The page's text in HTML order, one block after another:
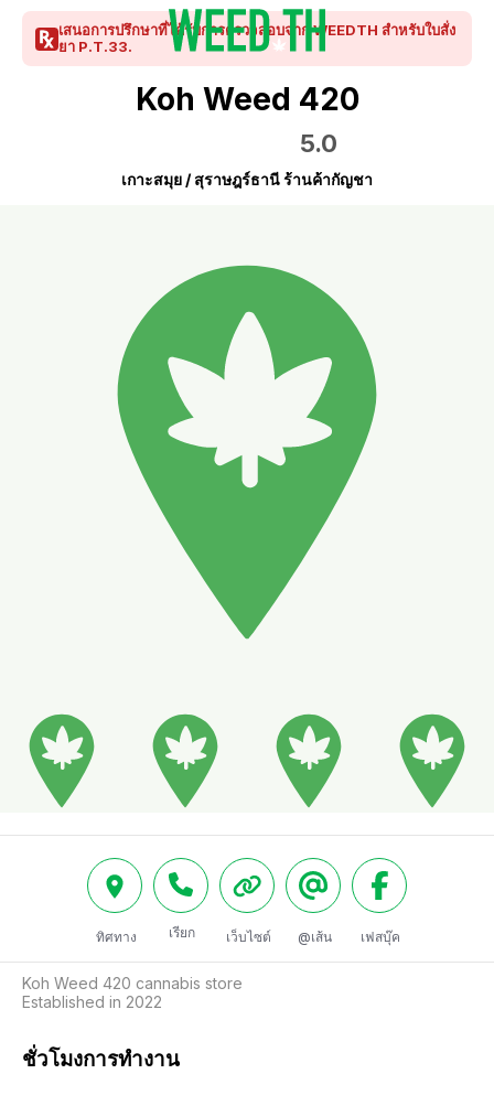
เสนอการปรึกษาที่ได้รับการตรวจสอบจาก WEEDTH สำหรับใบสั่ง
ยา P.T.33.
Koh Weed 420
5.0
เกาะสมุย / สุราษฎร์ธานี ร้านค้ากัญชา
ทิศทาง เรียก เว็บไซต์ @เส้น เฟสบุ๊ค
Koh Weed 420 cannabis store
Established in 2022
ชั่วโมงการทำงาน